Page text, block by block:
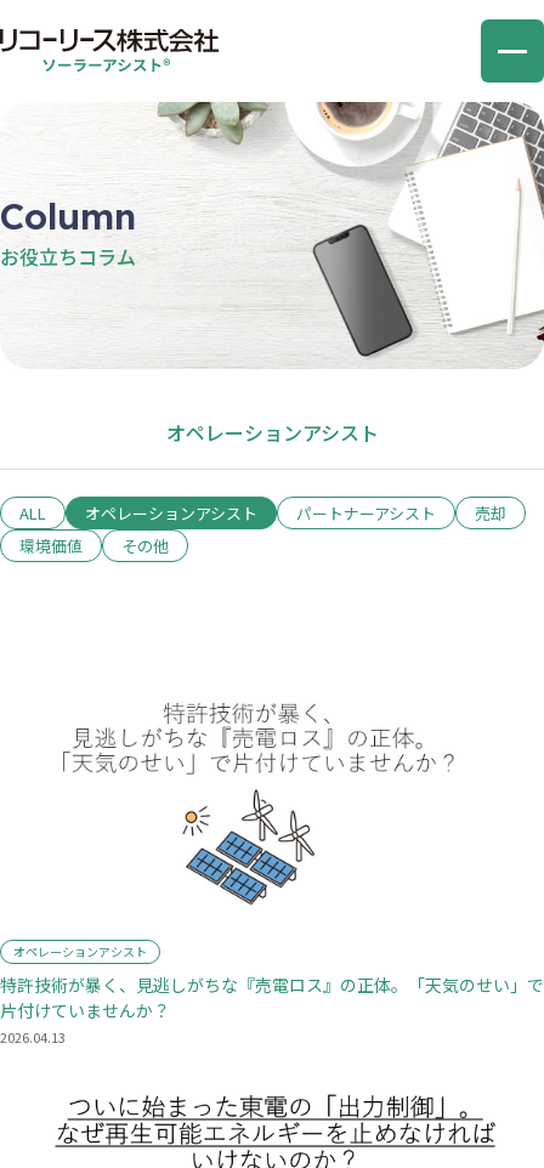
オペレーションアシスト
パートナーアシスト
売却アシスト
環境価値アシスト
Column
お役⽴ちコラム
オペレーションアシスト
ALL オペレーションアシスト パートナーアシスト
売却
環境価値
その他
オペレーションアシスト
特許技術が暴く、見逃しがちな『売電ロス』の正体。「天気のせい」で
片付けていませんか？
2026.04.13